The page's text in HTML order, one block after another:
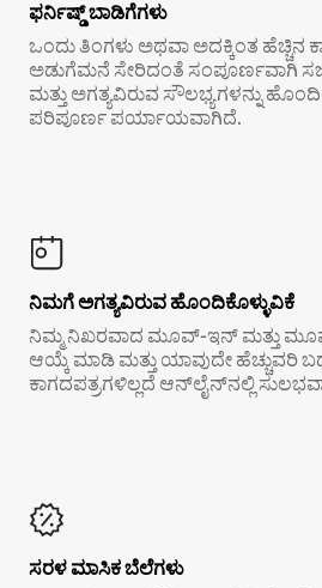
ಫರ್ನಿಷ್ಡ್ ಬಾಡಿಗೆಗಳು
ಒಂದು ತಿಂಗಳು ಅಥವಾ ಅದಕ್ಕಿಂತ ಹೆಚ್ಚಿನ
ಅಡುಗೆಮನೆ ಸೇರಿದಂತೆ ಸಂಪೂರ್ಣವಾಗಿ
ಮತ್ತು ಅಗತ್ಯವಿರುವ ಸೌಲಭ್ಯಗಳನ್ನು
ಪರಿಪೂರ್ಣ ಪರ್ಯಾಯವಾಗಿದೆ.
ನಿಮಗೆ ಅಗತ್ಯವಿರುವ ಹೊಂದಿಕೊಳ್ಳುವಿಕೆ
ನಿಮ್ಮ ನಿಖರವಾದ ಮೂವ್-ಇನ್ ಮತ್ತು
ಆಯ್ಕೆ ಮಾಡಿ ಮತ್ತು ಯಾವುದೇ ಹೆಚ್ಚುವರಿ
ಕಾಗದಪತ್ರಗಳಿಲ್ಲದೆ ಆನ್‌ಲೈನ್‌ನಲ್ಲಿ
ಸರಳ ಮಾಸಿಕ ಬೆಲೆಗಳು